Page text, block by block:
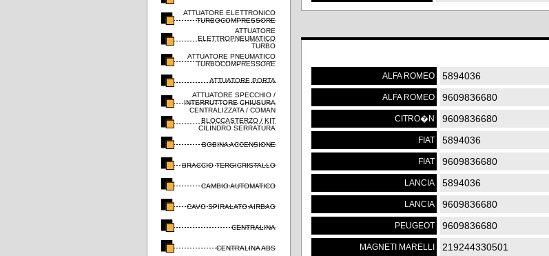
ATTUATORE ELETTRONICO
TURBOCOMPRESSORE
ATTUATORE
ELETTROPNEUMATICO
TURBO
ATTUATORE PNEUMATICO
TURBOCOMPRESSORE
ATTUATORE PORTA
ATTUATORE SPECCHIO /
INTERRUTTORE CHIUSURA
CENTRALIZZATA / COMAN
BLOCCASTERZO / KIT
CILINDRO SERRATURA
BOBINA ACCENSIONE
BRACCIO TERGICRISTALLO
CAMBIO AUTOMATICO
CAVO SPIRALATO AIRBAG
CENTRALINA
CENTRALINA ABS
ALFA ROMEO 5894036
ALFA ROMEO 9609836680
CITRO�N 9609836680
FIAT 5894036
FIAT 9609836680
LANCIA 5894036
LANCIA 9609836680
PEUGEOT 9609836680
MAGNETI MARELLI 219244330501